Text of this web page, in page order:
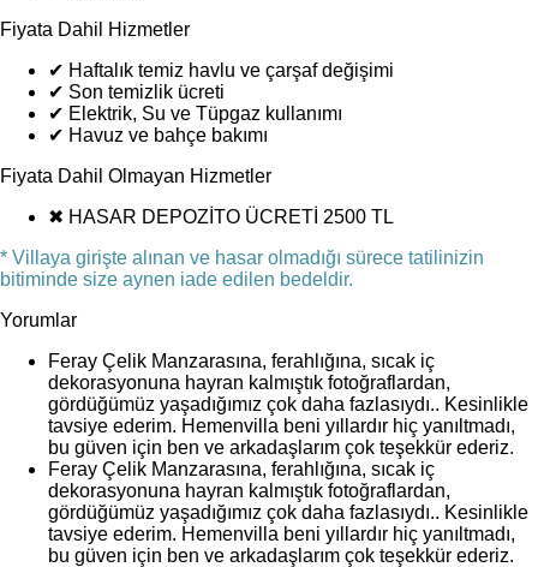
Fiyata Dahil Hizmetler
✔ Haftalık temiz havlu ve çarşaf değişimi
✔ Son temizlik ücreti
✔ Elektrik, Su ve Tüpgaz kullanımı
✔ Havuz ve bahçe bakımı
Fiyata Dahil Olmayan Hizmetler
✖ HASAR DEPOZİTO ÜCRETİ 2500 TL
* Villaya girişte alınan ve hasar olmadığı sürece tatilinizin
bitiminde size aynen iade edilen bedeldir.
Yorumlar
Feray Çelik Manzarasına, ferahlığına, sıcak iç
dekorasyonuna hayran kalmıştık fotoğraflardan,
gördüğümüz yaşadığımız çok daha fazlasıydı.. Kesinlikle
tavsiye ederim. Hemenvilla beni yıllardır hiç yanıltmadı,
bu güven için ben ve arkadaşlarım çok teşekkür ederiz.
Feray Çelik Manzarasına, ferahlığına, sıcak iç
dekorasyonuna hayran kalmıştık fotoğraflardan,
gördüğümüz yaşadığımız çok daha fazlasıydı.. Kesinlikle
tavsiye ederim. Hemenvilla beni yıllardır hiç yanıltmadı,
bu güven için ben ve arkadaşlarım çok teşekkür ederiz.